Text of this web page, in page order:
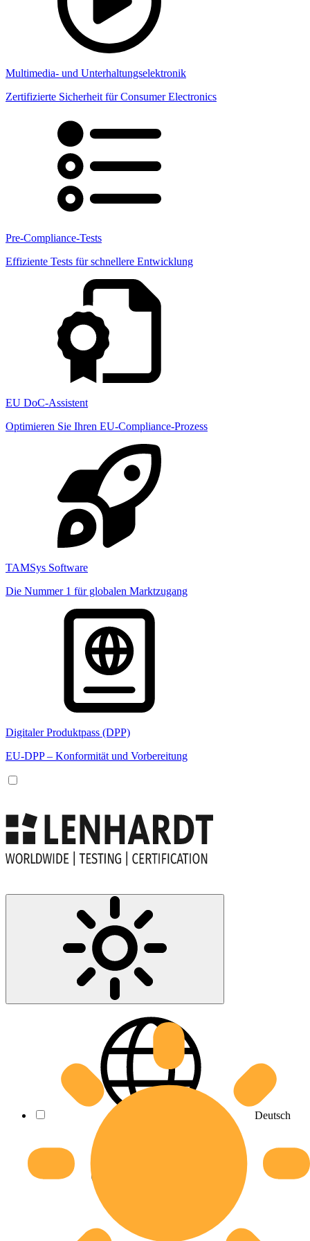
Multimedia- und Unterhaltungselektronik
Zertifizierte Sicherheit für Consumer Electronics
Pre-Compliance-Tests
Effiziente Tests für schnellere Entwicklung
EU DoC-Assistent
Optimieren Sie Ihren EU-Compliance-Prozess
TAMSys Software
Die Nummer 1 für globalen Marktzugang
Digitaler Produktpass (DPP)
EU-DPP – Konformität und Vorbereitung
Deutsch